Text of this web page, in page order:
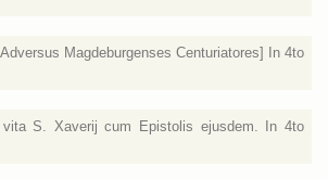
Magdeburgenses Centuriatores] In 4to
S. Xaverij cum Epistolis ejusdem. In 4to